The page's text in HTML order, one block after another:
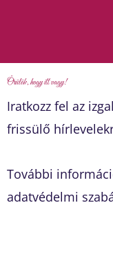
Örülök, hogy itt vagy!
Iratkozz fel az
frissülő
További
adatvédelmi